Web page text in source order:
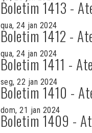
Boletim 1413 -
qua, 24 jan 2024
Boletim 1412 -
qua, 24 jan 2024
Boletim 1411 -
seg, 22 jan 2024
Boletim 1410 -
dom, 21 jan 2024
Boletim 1409 -